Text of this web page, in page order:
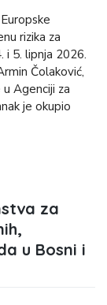
rizika za
i 5. lipnja 2026.
Čolaković,
Agenciji za
je okupio
za
u Bosni i